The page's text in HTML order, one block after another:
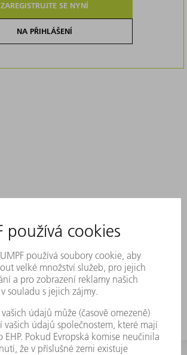
ZAREGISTRUJTE SE NYNÍ
NA PŘIHLÁŠENÍ